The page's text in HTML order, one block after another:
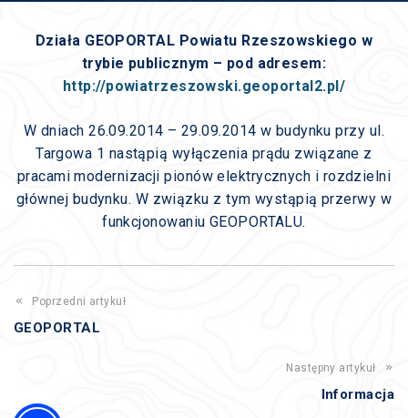
Działa GEOPORTAL Powiatu Rzeszowskiego w
trybie publicznym – pod adresem:
http://powiatrzeszowski.geoportal2.pl/
W dniach 26.09.2014 – 29.09.2014 w budynku przy ul.
Targowa 1 nastąpią wyłączenia prądu związane z
pracami modernizacji pionów elektrycznych i rozdzielni
głównej budynku. W związku z tym wystąpią przerwy w
funkcjonowaniu GEOPORTALU.
Poprzedni artykuł
GEOPORTAL
Następny artykuł
Informacja